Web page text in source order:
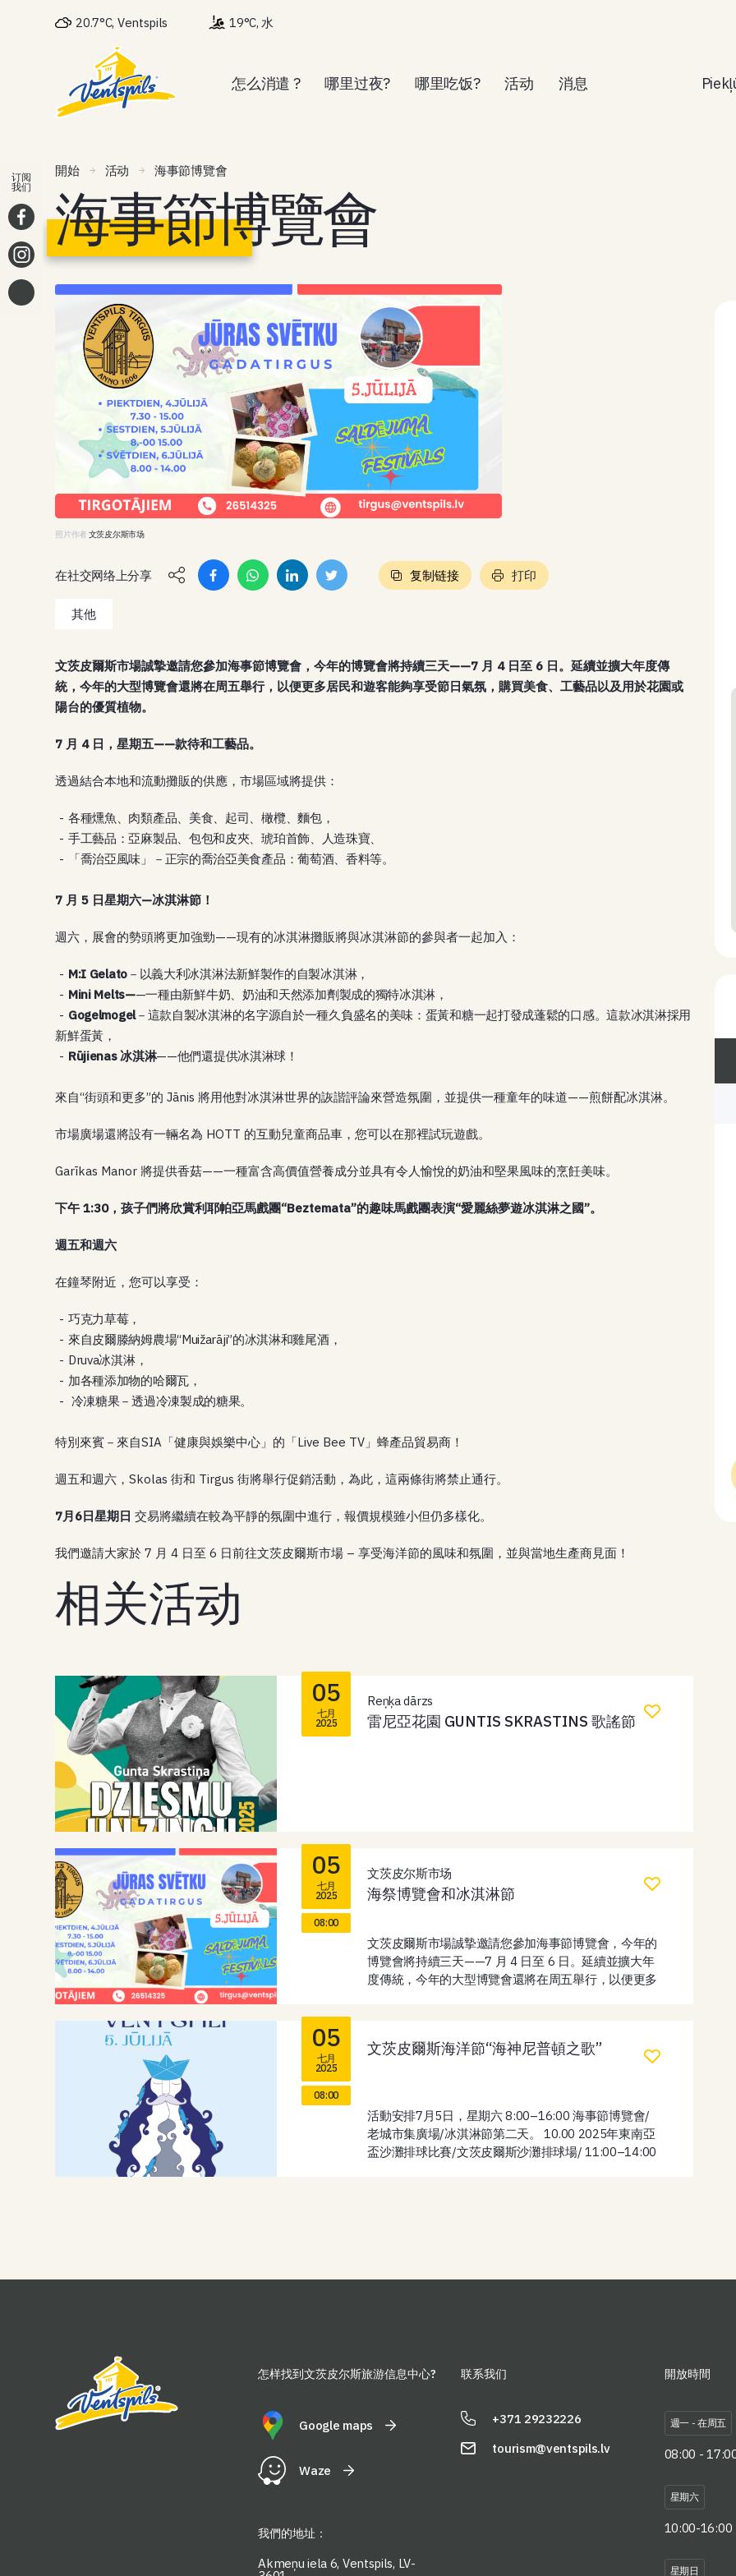
20.7°C, Ventspils 19°C, 水
怎么消遣 ? 哪里过夜? 哪里吃饭? 活动 消息
開始 活动 海事節博覽會
海事節博覽會
照片作者 文茨皮尔斯市场
在社交网络上分享 复制链接 打印
其他
文茨皮爾斯市場誠摯邀請您參加海事節博覽會，今年的博覽會將持續三天——7 月 4 日至 6 日。延續並擴大年度傳
統，今年的大型博覽會還將在周五舉行，以便更多居民和遊客能夠享受節日氣氛，購買美食、工藝品以及用於花園或
陽台的優質植物。
7 月 4 日，星期五——款待和工藝品。
透過結合本地和流動攤販的供應，市場區域將提供：
各種燻魚、肉類產品、美食、起司、橄欖、麵包，
手工藝品：亞麻製品、包包和皮夾、琥珀首飾、人造珠寶、
「喬治亞風味」－正宗的喬治亞美食產品：葡萄酒、香料等。
7 月 5 日星期六—冰淇淋節！
週六，展會的勢頭將更加強勁——現有的冰淇淋攤販將與冰淇淋節的參與者一起加入：
M:I Gelato－以義大利冰淇淋法新鮮製作的自製冰淇淋，
Mini Melts——一種由新鮮牛奶、奶油和天然添加劑製成的獨特冰淇淋，
Gogelmogel－這款自製冰淇淋的名字源自於一種久負盛名的美味：蛋黃和糖一起打發成蓬鬆的口感。這款冰淇淋採用
新鮮蛋黃，
Rūjienas 冰淇淋——他們還提供冰淇淋球！
來自“街頭和更多”的 Jānis 將用他對冰淇淋世界的詼諧評論來營造氛圍，並提供一種童年的味道——煎餅配冰淇淋。
市場廣場還將設有一輛名為 HOTT 的互動兒童商品車，您可以在那裡試玩遊戲。
Garīkas Manor 將提供香菇——一種富含高價值營養成分並具有令人愉悅的奶油和堅果風味的烹飪美味。
下午 1:30，孩子們將欣賞利耶帕亞馬戲團“Beztemata”的趣味馬戲團表演“愛麗絲夢遊冰淇淋之國”。
週五和週六
在鐘琴附近，您可以享受：
巧克力草莓，
來自皮爾滕納姆農場“Muižarāji”的冰淇淋和雞尾酒，
Druva冰淇淋，
加各種添加物的哈爾瓦，
冷凍糖果－透過冷凍製成的糖果。
特別來賓－來自SIA「健康與娛樂中心」的「Live Bee TV」蜂產品貿易商！
週五和週六，Skolas 街和 Tirgus 街將舉行促銷活動，為此，這兩條街將禁止通行。
7月6日星期日交易將繼續在較為平靜的氛圍中進行，報價規模雖小但仍多樣化。
我們邀請大家於 7 月 4 日至 6 日前往文茨皮爾斯市場 – 享受海洋節的風味和氛圍，並與當地生產商見面！
相关活动
05
七月
2025
Reņķa dārzs
雷尼亞花園 GUNTIS SKRASTINS 歌謠節
05
七月
2025
08:00
文茨皮尔斯市场
海祭博覽會和冰淇淋節
文茨皮爾斯市場誠摯邀請您參加海事節博覽會，今年的
博覽會將持續三天——7 月 4 日至 6 日。延續並擴大年
度傳統，今年的大型博覽會還將在周五舉行，以便更多
域將提供： 7 月 5 日星期六—冰淇淋節！ 週六，展會
對冰淇淋世界的詼諧評論來營造氛圍，並提供一種童年
的味道——煎餅配冰淇淋。 市場廣場還將設有一輛名為
HOTT 的互動兒童商品車，您可以在那裡試玩遊戲。
Garīkas Manor 將提供香菇——一種富含高價值營養成
05
七月
2025
08:00
文茨皮爾斯海洋節“海神尼普頓之歌”
活動安排7月5日，星期六 8:00–16:00 海事節博覽會/
老城市集廣場/冰淇淋節第二天。 10.00 2025年東南亞
盃沙灘排球比賽/文茨皮爾斯沙灘排球場/ 11:00–14:00
皮爾斯博物館藏品展「藝術家」—20世紀上半葉文茨皮
的新部分 11:40–17:30 《海王星之歌》—主舞台/
海神尼普頓，開啟假期讓我們共同期待威嚴的海神尼普
頓及其迷人的海之隨從們的隆重到來！在拖船雄偉的噴
水聲的伴奏下，他們將隆重地駛入文茨皮爾斯港。為了
們將有機會在舞台上欣賞到幾位深受拉脫維亞人民喜愛
订阅
我们
怎样找到文茨皮尔斯旅游信息中心? 联系我们 開放時間
Google maps
Waze
我們的地址：
Akmeņu iela 6, Ventspils, LV-
+371 29232226
tourism@ventspils.lv
週一 - 在周五
08:00 -
星期六
10:00-16:00
星期日